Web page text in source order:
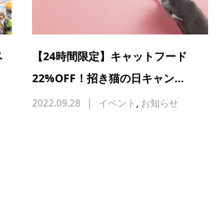
【24時間限定】キャットフード
22%OFF！招き猫の日キャン...
2022.09.28 イベント , お知らせ